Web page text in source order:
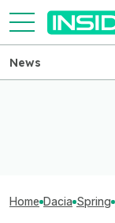
News
Home Dacia Spring